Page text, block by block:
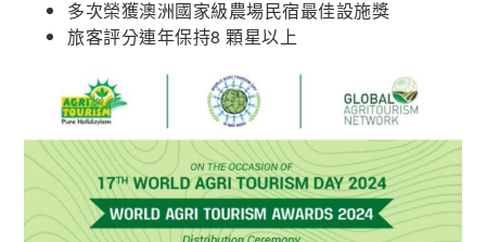
多次榮獲澳洲國家級農場民宿最佳設施獎
旅客評分連年保持8 顆星以上